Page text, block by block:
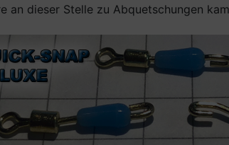
an dieser Stelle zu Abquetschungen